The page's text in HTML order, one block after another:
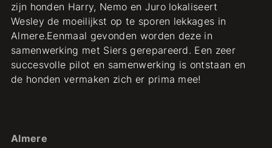
zijn honden Harry, Nemo en Juro lokaliseert
Wesley de moeilijkst op te sporen lekkages in
Almere.Eenmaal gevonden worden deze in
samenwerking met Siers gerepareerd. Een zeer
succesvolle pilot en samenwerking is ontstaan en
de honden vermaken zich er prima mee!
Almere